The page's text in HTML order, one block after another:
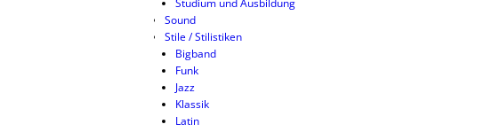
Studium und Ausbildung
Sound
Stile / Stilistiken
Bigband
Funk
Jazz
Klassik
Latin